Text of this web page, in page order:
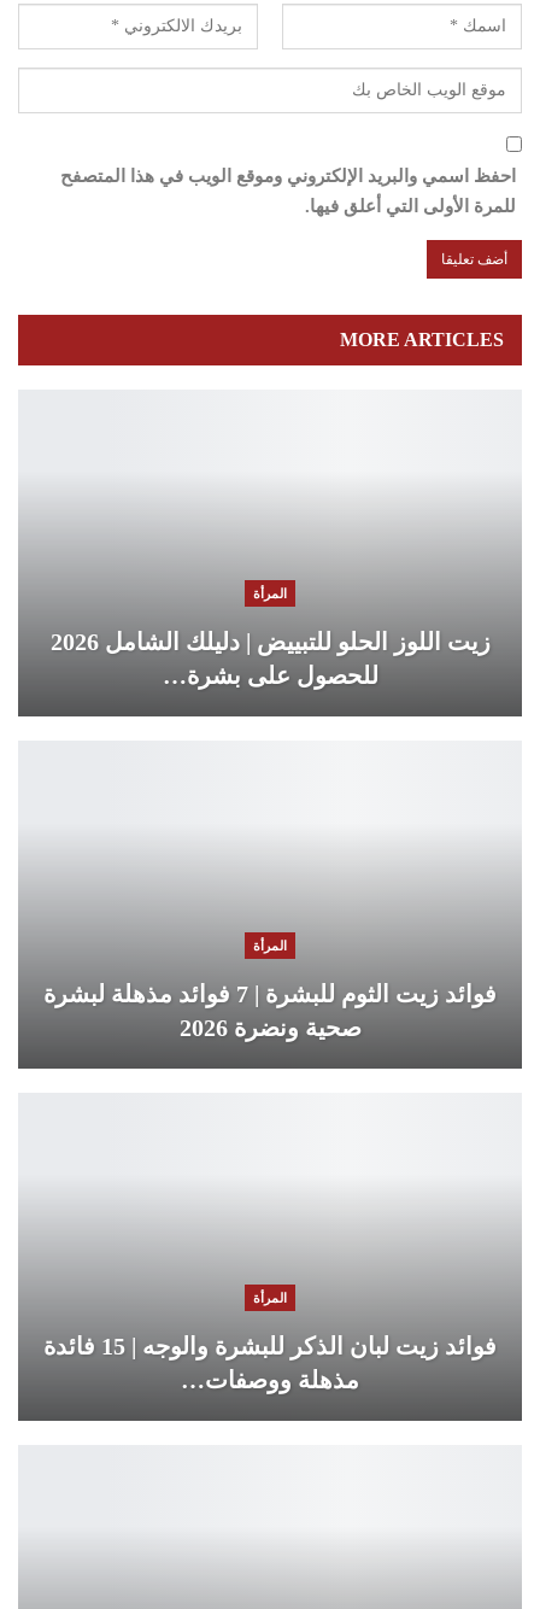
احفظ اسمي والبريد الإلكتروني وموقع الويب في هذا المتصفح
للمرة الأولى التي أعلق فيها.
MORE ARTICLES
المرأة
زيت اللوز الحلو للتبييض | دليلك الشامل 2026
للحصول على بشرة…
المرأة
فوائد زيت الثوم للبشرة | 7 فوائد مذهلة لبشرة
صحية ونضرة 2026
المرأة
فوائد زيت لبان الذكر للبشرة والوجه | 15 فائدة
مذهلة ووصفات…